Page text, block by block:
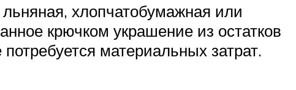
хлопчатобумажная или
крючком украшение из остатков
материальных затрат.